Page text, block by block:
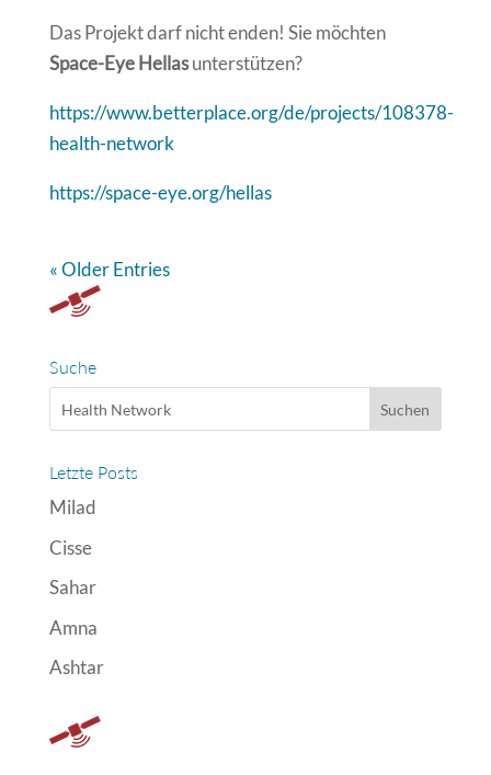
Das Projekt darf nicht enden! Sie möchten
Space-Eye Hellasunterstützen?
https://www.betterplace.org/de/projects/108378-
health-network
https://space-eye.org/hellas
« Older Entries
Suche
Letzte Posts
Milad
Cisse
Sahar
Amna
Ashtar